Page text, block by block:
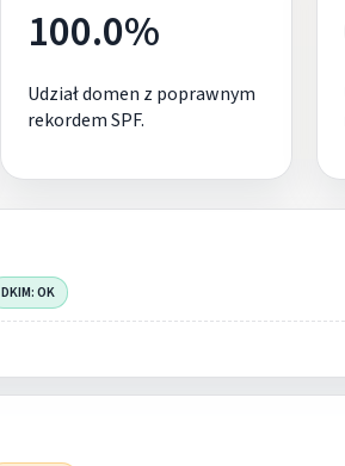
100.0%
Udział domen z poprawnym
rekordem SPF.
DKIM: OK